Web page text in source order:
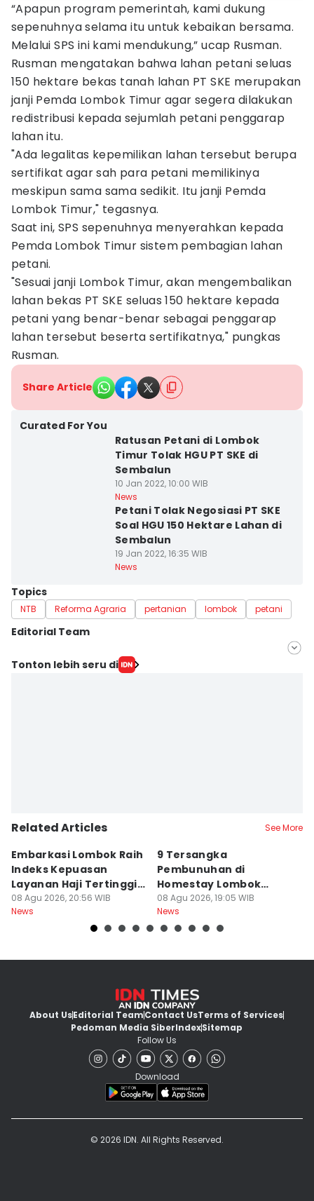
“Apapun program pemerintah, kami dukung
sepenuhnya selama itu untuk kebaikan bersama.
Melalui SPS ini kami mendukung,” ucap Rusman.
Rusman mengatakan bahwa lahan petani seluas
150 hektare bekas tanah lahan PT SKE merupakan
janji Pemda Lombok Timur agar segera dilakukan
redistribusi kepada sejumlah petani penggarap
lahan itu.
"Ada legalitas kepemilikan lahan tersebut berupa
sertifikat agar sah para petani memilikinya
meskipun sama sama sedikit. Itu janji Pemda
Lombok Timur," tegasnya.
Saat ini, SPS sepenuhnya menyerahkan kepada
Pemda Lombok Timur sistem pembagian lahan
petani.
"Sesuai janji Lombok Timur, akan mengembalikan
lahan bekas PT SKE seluas 150 hektare kepada
petani yang benar-benar sebagai penggarap
lahan tersebut beserta sertifikatnya," pungkas
Rusman.
Share Article
Curated For You
Ratusan Petani di Lombok
Timur Tolak HGU PT SKE di
Sembalun
10 Jan 2022, 10:00 WIB
News
Petani Tolak Negosiasi PT SKE
Soal HGU 150 Hektare Lahan di
Sembalun
19 Jan 2022, 16:35 WIB
News
Topics
NTB Reforma Agraria pertanian lombok petani
Editorial Team
Editor
Tonton lebih seru di
Related Articles See More
Embarkasi Lombok Raih
Indeks Kepuasan
Layanan Haji Tertinggi
Nasional
08 Agu 2026, 20:56 WIB
News
9 Tersangka
Pembunuhan di
Homestay Lombok
Barat Dilimpahkan ke
Jaksa
08 Agu 2026, 19:05 WIB
News
About UsEditorial TeamContact UsTerms of Services
Pedoman Media SiberIndexSitemap
Follow Us
Download
© 2026 IDN. All Rights Reserved.